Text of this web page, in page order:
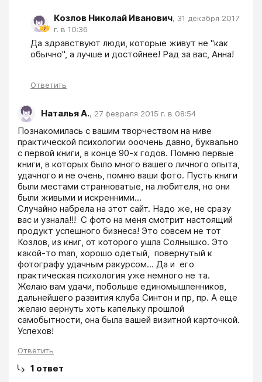
Козлов Николай Иванович, 31 декабря 2017
г. в 10:36
Да здравствуют люди, которые живут не "как
обычно", а лучше и достойнее! Рад за вас, Анна!
Ответить
Наталья А., 27 февраля 2015 г. в 08:54
Познакомилась с вашим творчеством на ниве
практической психологии ооочень давно, буквально
с первой книги, в конце 90-х годов. Помню первые
книги, в которых было много вашего личного опыта,
удачного и не очень, помню ваши фото. Пусть книги
были местами странноватые, на любителя, но они
были живыми и искренними...
Случайно набрела на этот сайт. Надо же, не сразу
вас и узнала!!!  С фото на меня смотрит настоящий
продукт успешного бизнеса! Это совсем не тот
Козлов, из книг, от которого ушла Солнышко. Это
какой-то man, хорошо одетый,  повернутый к
фотографу удачным ракурсом... Да и  его
практическая психология уже немного не та.
Желаю вам удачи, побольше единомышленников,
дальнейшего развития клуба Синтон и пр, пр. А еще
желаю вернуть хоть капельку прошлой
самобытности, она была вашей визитной карточкой.
Успехов!
Ответить
1 ответ